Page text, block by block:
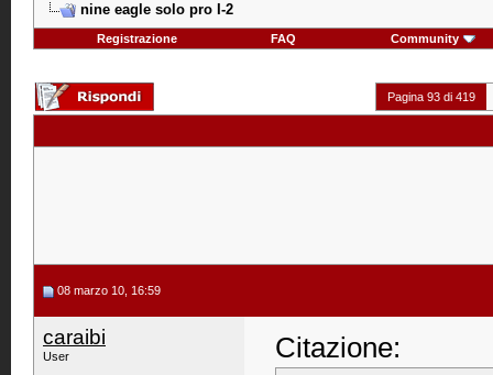
nine eagle solo pro I-2
Registrazione FAQ Community
Pagina 93 di 419
08 marzo 10, 16:59
caraibi
User
Citazione: